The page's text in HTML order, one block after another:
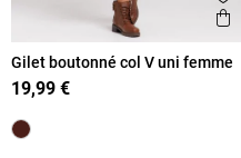
Gilet boutonné col V uni femme
19,99 €